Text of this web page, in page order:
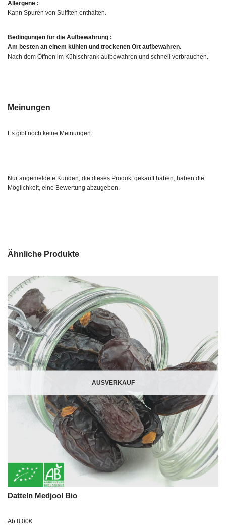
Allergene :
Kann Spuren von Sulfiten enthalten.
Bedingungen für die Aufbewahrung :
Am besten an einem kühlen und trockenen Ort aufbewahren.
Nach dem Öffnen im Kühlschrank aufbewahren und schnell verbrauchen.
Meinungen
Es gibt noch keine Meinungen.
Nur angemeldete Kunden, die dieses Produkt gekauft haben, haben die
Möglichkeit, eine Bewertung abzugeben.
Ähnliche Produkte
AUSVERKAUF
Datteln Medjool Bio
Ab 8,00€